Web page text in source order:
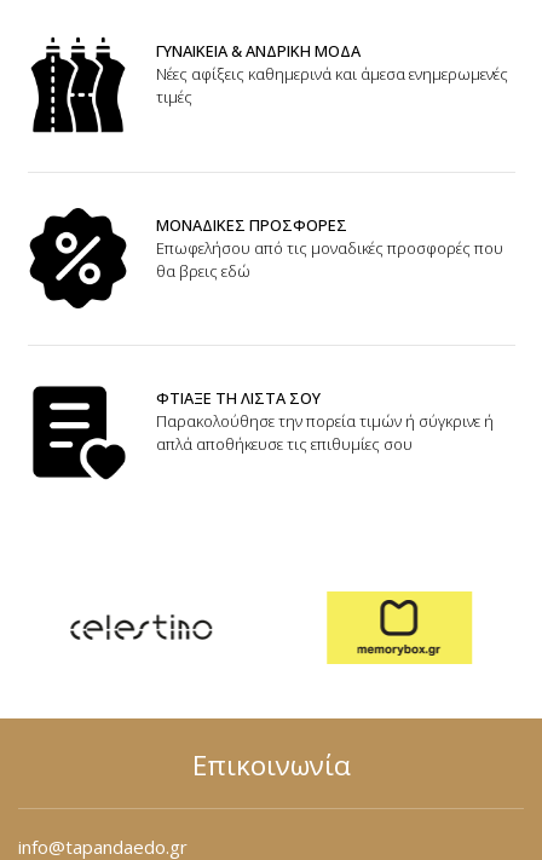
ΓΥΝΑΙΚΕΙΑ & ΑΝΔΡΙΚΗ ΜΟΔΑ
Νέες αφίξεις καθημερινά και άμεσα ενημερωμενές
τιμές
ΜΟΝΑΔΙΚΕΣ ΠΡΟΣΦΟΡΕΣ
Επωφελήσου από τις μοναδικές προσφορές που
θα βρεις εδώ
ΦΤΙΑΞΕ ΤΗ ΛΙΣΤΑ ΣΟΥ
Παρακολούθησε την πορεία τιμών ή σύγκρινε ή
απλά αποθήκευσε τις επιθυμίες σου
Επικοινωνία
info@tapandaedo.gr